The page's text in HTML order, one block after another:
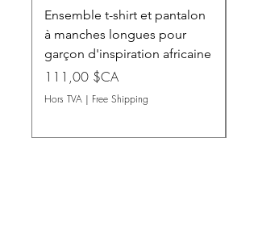
Ensemble t-shirt et pantalon
à manches longues pour
garçon d'inspiration africaine
Prix
111,00 $CA
Hors TVA | Free Shipping